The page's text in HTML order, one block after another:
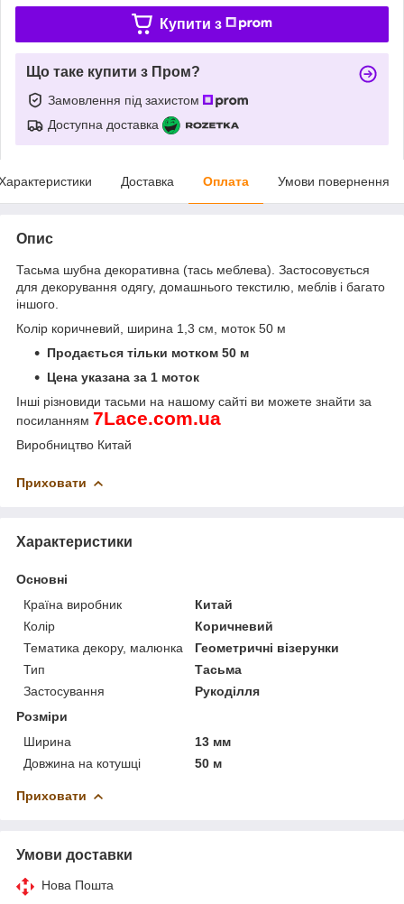
Купити з
Що таке купити з Пром?
Замовлення під захистом
Доступна доставка
Доставка Оплата Умови повернення
Опис
Тасьма шубна декоративна (тась меблева). Застосовується
для декорування одягу, домашнього текстилю, меблів і багато
іншого.
Колір коричневий, ширина 1,3 см, моток 50 м
Продається тільки мотком 50 м
Цена указана за 1 моток
Інші різновиди тасьми на нашому сайті ви можете знайти за
посиланням 7Lace.com.ua
Виробництво Китай
Приховати
Характеристики
Основні
Країна виробник
Китай
Колір
Коричневий
Тематика декору, малюнка
Геометричні візерунки
Тип
Тасьма
Застосування
Рукоділля
Розміри
Ширина
13 мм
Довжина на котушці
50 м
Приховати
Умови доставки
Нова Пошта